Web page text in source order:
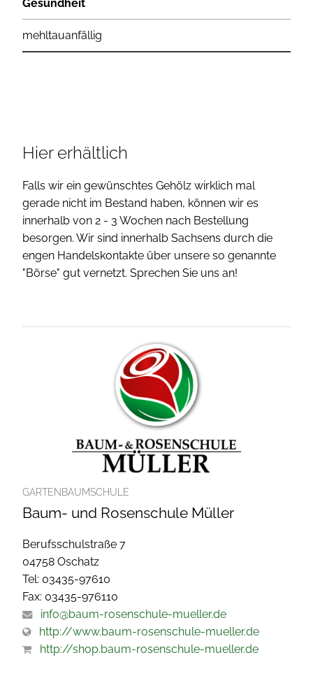
Gesundheit
mehltauanfällig
Hier erhältlich
Falls wir ein gewünschtes Gehölz wirklich mal
gerade nicht im Bestand haben, können wir es
innerhalb von 2 - 3 Wochen nach Bestellung
besorgen. Wir sind innerhalb Sachsens durch die
engen Handelskontakte über unsere so genannte
"Börse" gut vernetzt. Sprechen Sie uns an!
GARTENBAUMSCHULE
Baum- und Rosenschule Müller
Berufsschulstraße 7
04758 Oschatz
Tel: 03435-97610
Fax: 03435-976110
info@baum-rosenschule-mueller.de
http://www.baum-rosenschule-mueller.de
http://shop.baum-rosenschule-mueller.de